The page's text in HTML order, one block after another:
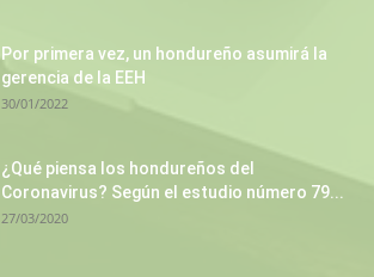
Por primera vez, un hondureño asumirá la
gerencia de la EEH
30/01/2022
¿Qué piensa los hondureños del
Coronavirus? Según el estudio número 79...
27/03/2020